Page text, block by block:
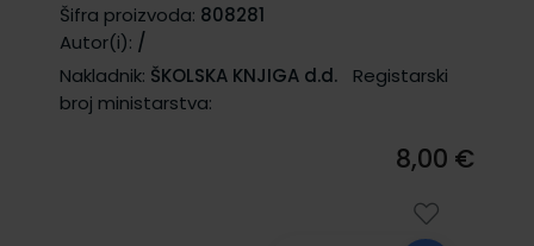
Šifra proizvoda: 808281
Autor(i): /
Nakladnik: ŠKOLSKA KNJIGA d.d.
Registarski
broj ministarstva:
8,00 €